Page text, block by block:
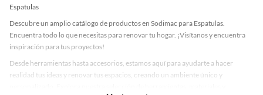
Espatulas
Descubre un amplio catálogo de productos en Sodimac para Espatulas.
Encuentra todo lo que necesitas para renovar tu hogar. ¡Visítanos y encuentra
inspiración para tus proyectos!
Desde herramientas hasta accesorios, estamos aquí para ayudarte a hacer
realidad tus ideas y renovar tus espacios, creando un ambiente único y